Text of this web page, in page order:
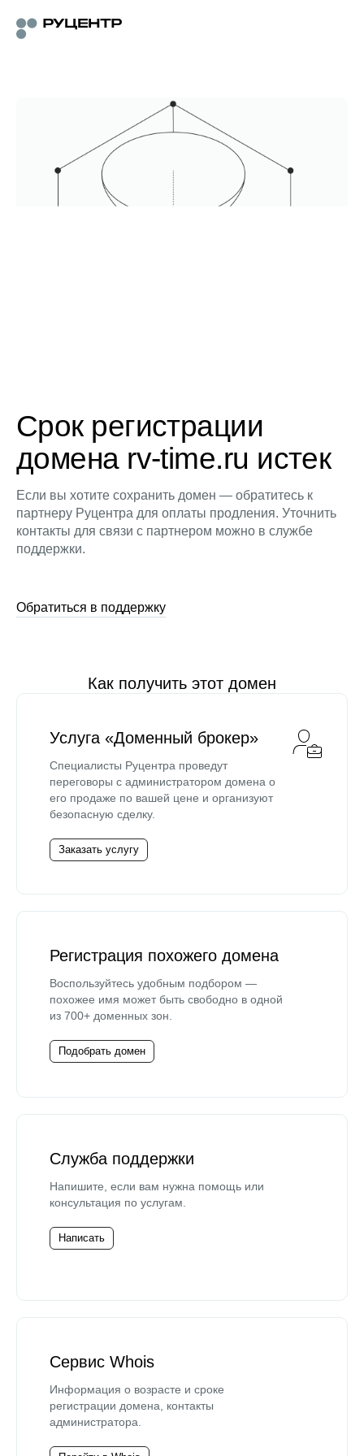
Срок регистрации
домена rv-time.ru истек
Если вы хотите сохранить домен — обратитесь к
партнеру Руцентра для оплаты продления. Уточнить
контакты для связи с партнером можно в службе
поддержки.
Обратиться в поддержку
Как получить этот домен
Услуга «Доменный брокер»
Специалисты Руцентра проведут
переговоры с администратором домена о
его продаже по вашей цене и организуют
безопасную сделку.
Заказать услугу
Регистрация похожего домена
Воспользуйтесь удобным подбором —
похожее имя может быть свободно в одной
из 700+ доменных зон.
Подобрать домен
Служба поддержки
Напишите, если вам нужна помощь или
консультация по услугам.
Написать
Сервис Whois
Информация о возрасте и сроке
регистрации домена, контакты
администратора.